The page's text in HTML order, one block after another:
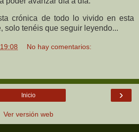
crónica de todo lo vivido en esta
solo tenéis que seguir leyendo...
19:08 No hay comentarios:
›
Inicio
Ver versión web